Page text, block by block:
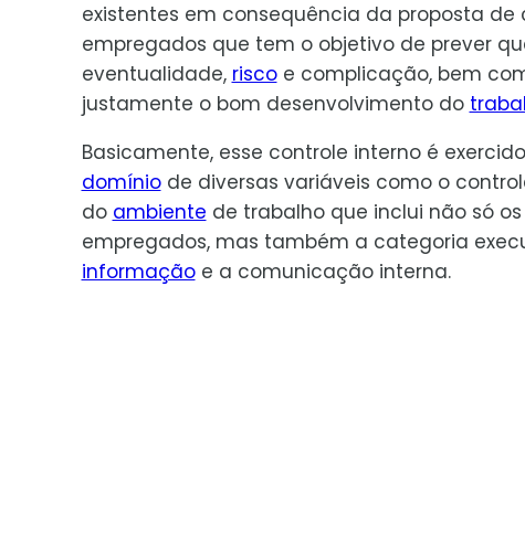
existentes em consequência da proposta de
empregados que tem o objetivo de prever
eventualidade, riscoe complicação, bem
justamente o bom desenvolvimento do
Basicamente, esse controle interno é
domíniode diversas variáveis como o
do ambiente de trabalho que inclui não só os
empregados, mas também a categoria
informaçãoe a comunicação interna.